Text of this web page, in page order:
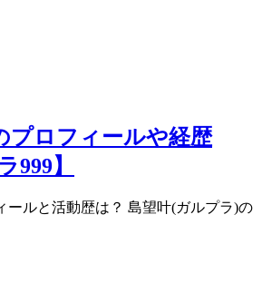
プロフィールや経歴
999】
ールと活動歴は？ 島望叶(ガルプラ)の